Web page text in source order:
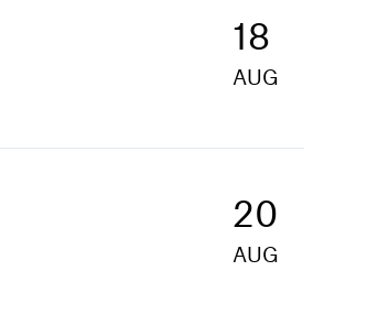
18
AUG
20
AUG